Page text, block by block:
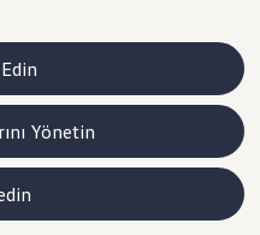
Yönetin
Servis Kampanyası